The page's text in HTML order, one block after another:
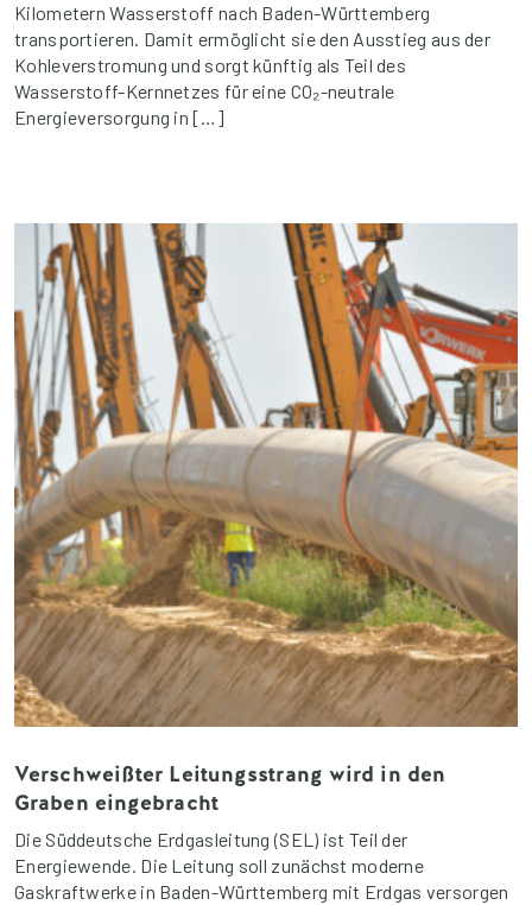
Kilometern Wasserstoff nach Baden-Württemberg
transportieren. Damit ermöglicht sie den Ausstieg aus der
Kohleverstromung und sorgt künftig als Teil des
Wasserstoff-Kernnetzes für eine CO₂-neutrale
Energieversorgung in […]
Verschweißter Leitungsstrang wird in den
Graben eingebracht
Die Süddeutsche Erdgasleitung (SEL) ist Teil der
Energiewende. Die Leitung soll zunächst moderne
Gaskraftwerke in Baden-Württemberg mit Erdgas versorgen